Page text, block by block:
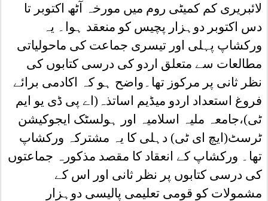
لائبریری کم کمیٹی روم میں مورخہ آٹھ اکتوبر تا
دس اکتوبر دوہزار پچیس کو منعقد ہوا۔ یہ
ورکشاپ پہلی اور تیسری جماعت کی ماحولیاتی
مطالعات سے متعلق اردو کی درسی کتابوں کی
نظر ثانی پر مرکوز تھا۔واضح ہو کہ اکادمی برائے
فروغ استعداد اردو میڈیم اساتذہ(اے پی ڈی یو ایم
ٹی)،جامعہ ملیہ اسلامیہ اور ہولسٹک ایجوکیشن
ٹرسٹ(ایچ ای ٹی) دہلی کا یہ مشترکہ ورکشاپ
تھا۔ ورکشاپ کے انعقاد کا مقصد مذکورہ جماعتوں
کی درسی کتابوں پر نظر ثانی اور اس کے
مشمولات کو قومی تعلیمی پالیسی دوہزار